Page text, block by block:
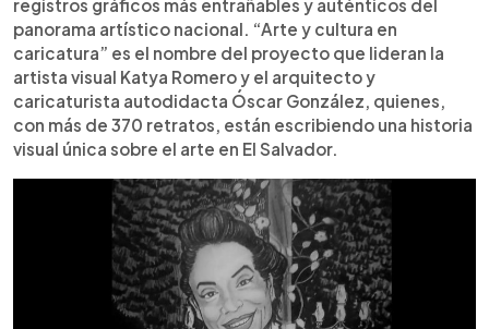
y Óscar González. Nacido durante la pandemia,
este archivo visual rinde homenaje a figuras
emblemáticas y contemporáneas del arte
salvadoreño, combinando humor, historia y
simbolismo en cada retrato. El objetivo es
preservar la memoria cultural y mostrar la
diversidad del país. Si querés descubrir este
legado visual, seguí el proyecto en Instagram:
@arteyculturaencaricatura y conocé a quienes
construyen la identidad artística salvadoreña.
registros gráficos más entrañables y auténticos del
panorama artístico nacional. “Arte y cultura en
caricatura” es el nombre del proyecto que lideran la
artista visual Katya Romero y el arquitecto y
caricaturista autodidacta Óscar González, quienes,
con más de 370 retratos, están escribiendo una historia
visual única sobre el arte en El Salvador.